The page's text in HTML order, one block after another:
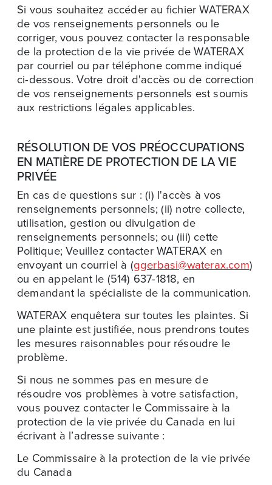
Si vous souhaitez accéder au fichier WATERAX
de vos renseignements personnels ou le
corriger, vous pouvez contacter la responsable
de la protection de la vie privée de WATERAX
par courriel ou par téléphone comme indiqué
ci-dessous. Votre droit d'accès ou de correction
de vos renseignements personnels est soumis
aux restrictions légales applicables.
RÉSOLUTION DE VOS PRÉOCCUPATIONS
EN MATIÈRE DE PROTECTION DE LA VIE
PRIVÉE
En cas de questions sur : (i) l'accès à vos
renseignements personnels; (ii) notre collecte,
utilisation, gestion ou divulgation de
renseignements personnels; ou (iii) cette
Politique; Veuillez contacter WATERAX en
envoyant un courriel à (ggerbasi@waterax.com)
ou en appelant le (514) 637-1818, en
demandant la spécialiste de la communication.
WATERAX enquêtera sur toutes les plaintes. Si
une plainte est justifiée, nous prendrons toutes
les mesures raisonnables pour résoudre le
problème.
Si nous ne sommes pas en mesure de
résoudre vos problèmes à votre satisfaction,
vous pouvez contacter le Commissaire à la
protection de la vie privée du Canada en lui
écrivant à l’adresse suivante :
Le Commissaire à la protection de la vie privée
du Canada